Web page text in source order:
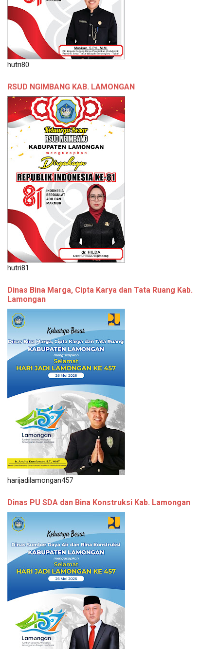
hutri80
RSUD NGIMBANG KAB. LAMONGAN
hutri81
Dinas Bina Marga, Cipta Karya dan Tata Ruang Kab.
Lamongan
harijadilamongan457
Dinas PU SDA dan Bina Konstruksi Kab. Lamongan